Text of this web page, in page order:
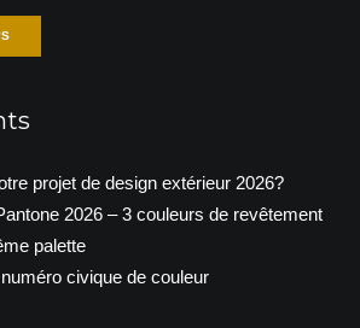
projet de design extérieur 2026?
2026 – 3 couleurs de revêtement
palette
civique de couleur